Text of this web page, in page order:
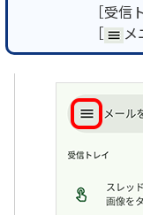
［受信
［
メ